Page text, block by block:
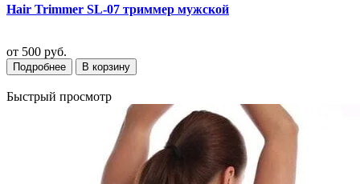
Hair Trimmer SL-07 триммер мужской
от 500 руб.
Подробнее В корзину
Быстрый просмотр